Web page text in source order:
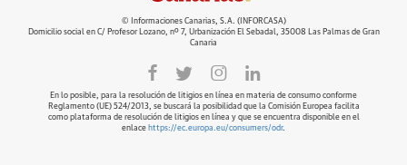
© Informaciones Canarias, S.A. (INFORCASA)
Domicilio social en C/ Profesor Lozano, nº 7, Urbanización El Sebadal, 35008 Las Palmas de Gran
Canaria
En lo posible, para la resolución de litigios en línea en materia de consumo conforme
Reglamento (UE) 524/2013, se buscará la posibilidad que la Comisión Europea facilita
como plataforma de resolución de litigios en línea y que se encuentra disponible en el
enlace https://ec.europa.eu/consumers/odr.